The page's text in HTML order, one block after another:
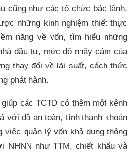
cũng như các tổ chức bảo lãnh,
những kinh nghiệm thiết thực
năng về vốn, tìm hiểu những
đầu tư, mức độ nhậy cảm của
thay đổi về lãi suất, cách thức
phát hành.
các TCTD có thêm một kênh
với độ an toàn, tính thanh khoản
việc quản lý vốn khả dụng thông
NHNN như TTM, chiết khấu và